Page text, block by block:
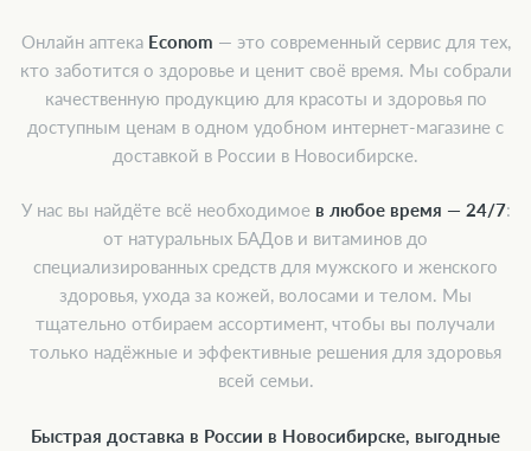
Онлайн аптека Econom — это современный сервис для тех,
кто заботится о здоровье и ценит своё время. Мы собрали
качественную продукцию для красоты и здоровья по
доступным ценам в одном удобном интернет-магазине с
доставкой в России в Новосибирске.
У нас вы найдёте всё необходимое в любое время — 24/7:
от натуральных БАДов и витаминов до
специализированных средств для мужского и женского
здоровья, ухода за кожей, волосами и телом. Мы
тщательно отбираем ассортимент, чтобы вы получали
только надёжные и эффективные решения для здоровья
всей семьи.
Быстрая доставка в России в Новосибирске, выгодные